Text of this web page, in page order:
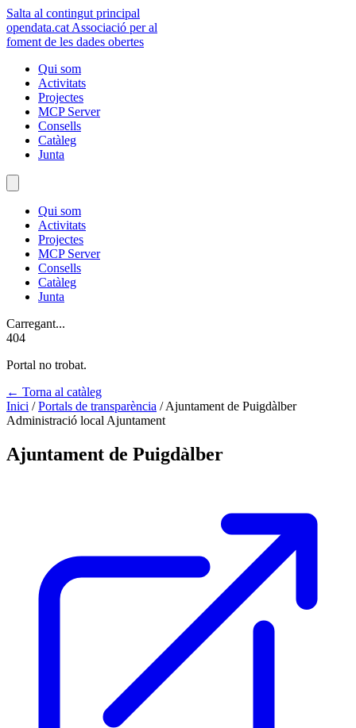
Salta al contingut principal
opendata.cat Associació per al
foment de les dades obertes
Qui som
Activitats
Projectes
MCP Server
Consells
Catàleg
Junta
Qui som
Activitats
Projectes
MCP Server
Consells
Catàleg
Junta
Carregant...
404
Portal no trobat.
← Torna al catàleg
Inici / Portals de transparència / Ajuntament de Puigdàlber
Administració local Ajuntament
Ajuntament de Puigdàlber